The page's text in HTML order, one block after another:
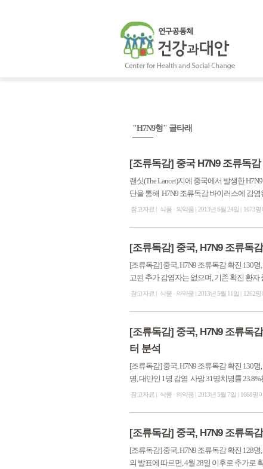
"H7N9형" 글타래
[조류독감] 중국 H7N9 조류독
랜싯(The Lancet)지에 중국에서 발생한
단을 통해 H7N9 조류독감 바이러스에 감
참고자료 식품 · 의약품 2013년 6월 24일 1673
[조류독감] 중국, H7N9 조류독
[조류독감] 중국, H7N9 조류독감 확진 130명
고된 추가 감염자는 없으며, 기존 확진 환자
참고자료 식품 · 의약품 2013년 5월 11일 1262
[조류독감] 중국, H7N9 조류독
터 분석
[조류독감] 중국, H7N9 조류독감 확진 130명
명, 대만인 1명 감염 사망 31명치명률
참고자료 식품 · 의약품 2013년 5월 7일 1668명
[조류독감] 중국, H7N9 조류독
[조류독감] 중국, H7N9 조류독감 확진 128명
의 발표에 따르면, 4월 28일 이후로 추가로